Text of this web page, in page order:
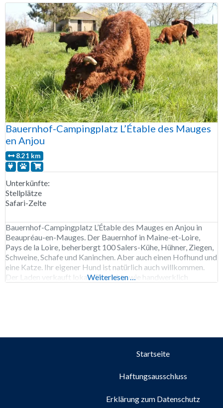
Bauernhof-Campingplatz L’Étable des Mauges
en Anjou
8.21 km
Unterkünfte:
Stellplätze
Safari-Zelte
Bauernhof-Campingplatz L’Étable des Mauges en Anjou in
Beaupréau-en-Mauges. Der Bauernhof in Maine-et-Loire,
Pays de la Loire, beherbergt 100 Salers-Kühe, Hühner, Ziegen,
Schweine, Schafe und Kaninchen. Aber auch einen Hofhund und
eine Katze. Ihr eigener Hund ist natürlich auch willkommen.
Der Laden verkauft lokale Produkte wie handwerklich
Weiterlesen …
Startseite
Haftungsausschluss
Erklärung zum Datenschutz